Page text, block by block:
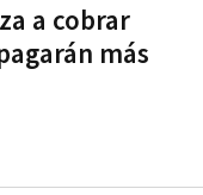
a cobrar
más